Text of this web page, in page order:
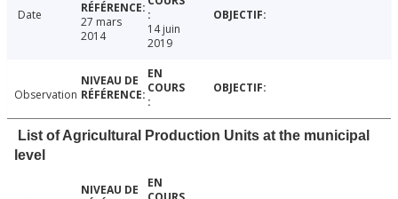
Date
27 mars
2014
14 juin
2019
Observation
List of Agricultural Production Units at the municipal
level